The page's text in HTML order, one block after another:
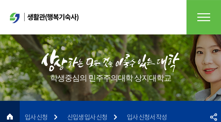
생활관(행복기숙사)
학생중심의 민주주의대학 상지대학교
입사 신청 신입생 입사 신청 입사 신청서 작성